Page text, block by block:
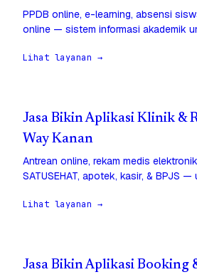
PPDB online, e-learning, absensi
online — sistem informasi akademik
Lihat layanan →
Jasa Bikin Aplikasi Klinik &
Way Kanan
Antrean online, rekam medis
SATUSEHAT, apotek, kasir, & BPJS
Lihat layanan →
Jasa Bikin Aplikasi Booking